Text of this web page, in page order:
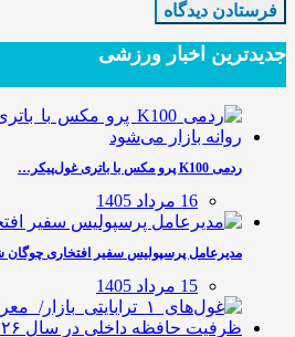
جدیدترین‌ اخبار ورزشی
ردمی K100 پرو مکس با باتری غول‌پیکر…
16 مرداد 1405
مدیرعامل پرسپولیس سفیر افتخاری چوگان
15 مرداد 1405